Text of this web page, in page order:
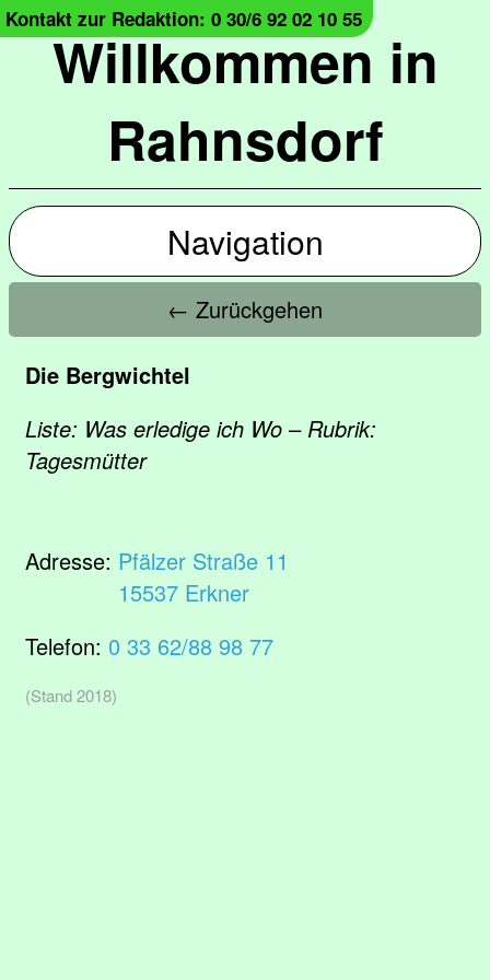
Willkommen in
Rahnsdorf
Kontakt zur Redaktion: 0 30/6 92 02 10 55
Navigation
← Zurückgehen
Die Bergwichtel
Liste: Was erledige ich Wo – Rubrik:
Tagesmütter
Adresse: Pfälzer Straße 11
15537 Erkner
Telefon: 0 33 62/88 98 77
(Stand 2018)